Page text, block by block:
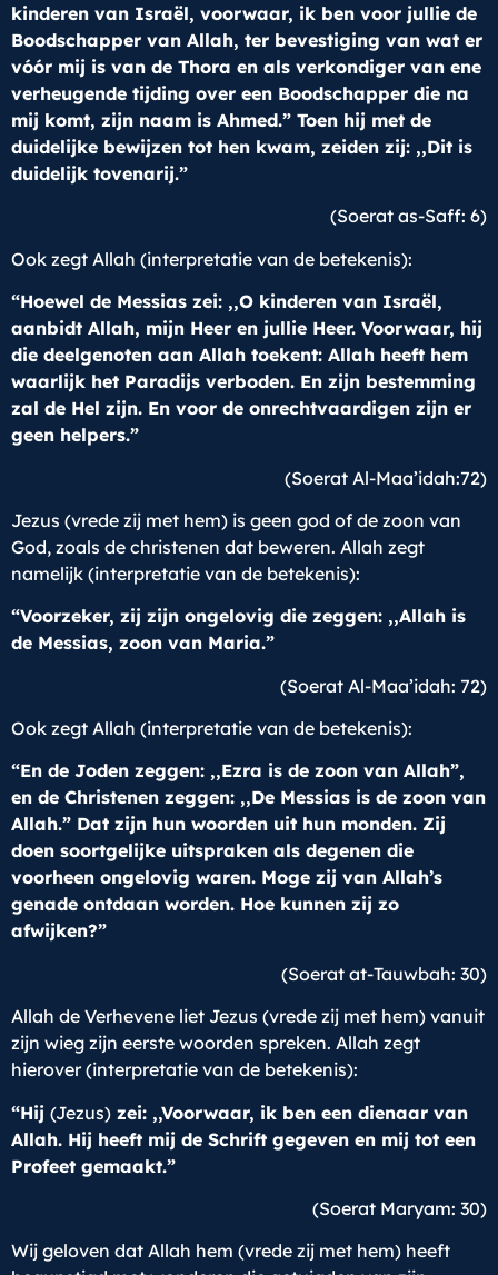
kinderen van Israël, voorwaar, ik ben voor jullie de
Boodschapper van Allah, ter bevestiging van wat er
vóór mij is van de Thora en als verkondiger van ene
verheugende tijding over een Boodschapper die na
mij komt, zijn naam is Ahmed.” Toen hij met de
duidelijke bewijzen tot hen kwam, zeiden zij: ,,Dit is
duidelijk tovenarij.”
(Soerat as-Saff: 6)
Ook zegt Allah (interpretatie van de betekenis):
“Hoewel de Messias zei: ,,O kinderen van Israël,
aanbidt Allah, mijn Heer en jullie Heer. Voorwaar, hij
die deelgenoten aan Allah toekent: Allah heeft hem
waarlijk het Paradijs verboden. En zijn bestemming
zal de Hel zijn. En voor de onrechtvaardigen zijn er
geen helpers.”
(Soerat Al-Maa’idah:72)
Jezus (vrede zij met hem) is geen god of de zoon van
God, zoals de christenen dat beweren. Allah zegt
namelijk (interpretatie van de betekenis):
“Voorzeker, zij zijn ongelovig die zeggen: ,,Allah is
de Messias, zoon van Maria.”
(Soerat Al-Maa’idah: 72)
Ook zegt Allah (interpretatie van de betekenis):
“En de Joden zeggen: ,,Ezra is de zoon van Allah”,
en de Christenen zeggen: ,,De Messias is de zoon van
Allah.” Dat zijn hun woorden uit hun monden. Zij
doen soortgelijke uitspraken als degenen die
voorheen ongelovig waren. Moge zij van Allah’s
genade ontdaan worden. Hoe kunnen zij zo
afwijken?”
(Soerat at-Tauwbah: 30)
Allah de Verhevene liet Jezus (vrede zij met hem) vanuit
zijn wieg zijn eerste woorden spreken. Allah zegt
hierover (interpretatie van de betekenis):
“Hij (Jezus) zei: ,,Voorwaar, ik ben een dienaar van
Allah. Hij heeft mij de Schrift gegeven en mij tot een
Profeet gemaakt.”
(Soerat Maryam: 30)
Wij geloven dat Allah hem (vrede zij met hem) heeft